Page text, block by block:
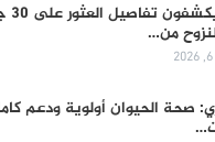
من…
صحة الحيوان أولوية ودعم